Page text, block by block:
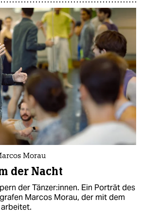
Morau
der Nacht
der Tän­ze­r:in­nen. Ein Porträt des
Marcos Morau, der mit dem